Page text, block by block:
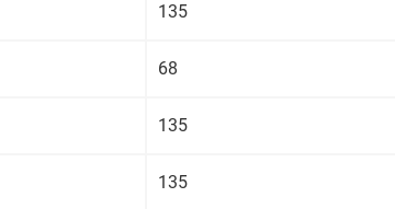
135
68
135
135